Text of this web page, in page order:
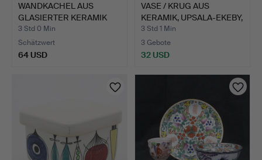
WANDKACHEL AUS
GLASIERTER KERAMIK
MIT DEM …
3 Std 0 Min
Schätzwert
64 USD
VASE / KRUG AUS
KERAMIK, UPSALA-EKEBY,
20.…
3 Std 1 Min
3 Gebote
32 USD